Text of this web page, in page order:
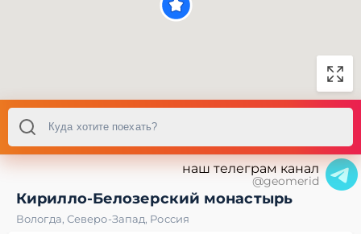
наш телеграм канал
@geomerid
Кирилло-Белозерский монастырь
Вологда, Северо-Запад, Россия